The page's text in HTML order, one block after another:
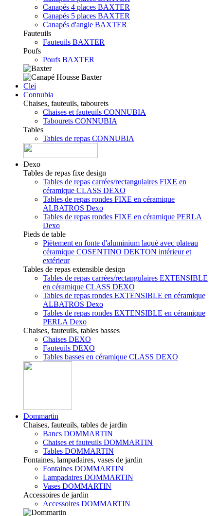
Canapés 4 places BAXTER
Canapés 5 places BAXTER
Canapés d'angle BAXTER
Fauteuils
Fauteuils BAXTER
Poufs
Poufs BAXTER
Clei
Connubia
Chaises, fauteuils, tabourets
Chaises et fauteuils CONNUBIA
Tabourets CONNUBIA
Tables
Tables de repas CONNUBIA
Dexo
Tables de repas fixe design
Tables de repas carrées/rectangulaires FIXE en
céramique CLASS DEXO
Tables de repas rondes FIXE en céramique
ALBATROS Dexo
Tables de repas rondes FIXE en céramique PERLA
Dexo
Pieds de table
Piètement en fonte d'aluminium laqué avec plateau
céramique COSENTINO DEKTON intérieur et
extérieur
Tables de repas extensible design
Tables de repas carrées/rectangulaires EXTENSIBLE
en céramique CLASS DEXO
Tables de repas rondes EXTENSIBLE en céramique
ALBATROS Dexo
Tables de repas rondes EXTENSIBLE en céramique
PERLA Dexo
Chaises, fauteuils, tables basses
Chaises DEXO
Fauteuils DEXO
Tables basses en céramique CLASS DEXO
Dommartin
Chaises, fauteuils, tables de jardin
Bancs DOMMARTIN
Chaises et fauteuils DOMMARTIN
Tables DOMMARTIN
Fontaines, lampadaires, vases de jardin
Fontaines DOMMARTIN
Lampadaires DOMMARTIN
Vases DOMMARTIN
Accessoires de jardin
Accessoires DOMMARTIN